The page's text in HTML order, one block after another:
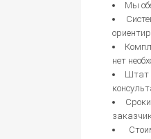
Мы
нет
Штат